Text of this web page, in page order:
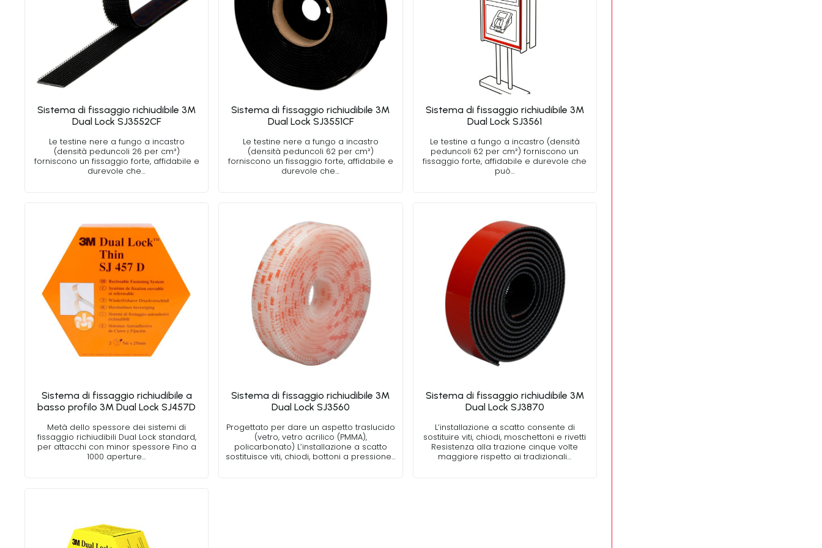
Sistema di fissaggio richiudibile 3M
Dual Lock SJ3552CF
Le testine nere a fungo a incastro
(densità peduncoli 26 per cm²)
forniscono un fissaggio forte, affidabile e
durevole che…
Sistema di fissaggio richiudibile 3M
Dual Lock SJ3551CF
Le testine nere a fungo a incastro
(densità peduncoli 62 per cm²)
forniscono un fissaggio forte, affidabile e
durevole che…
Sistema di fissaggio richiudibile 3M
Dual Lock SJ3561
Le testine a fungo a incastro (densità
peduncoli 62 per cm²) forniscono un
fissaggio forte, affidabile e durevole che
può…
Sistema di fissaggio richiudibile a
basso profilo 3M Dual Lock SJ457D
Metà dello spessore dei sistemi di
fissaggio richiudibili Dual Lock standard,
per attacchi con minor spessore Fino a
1000 aperture…
Sistema di fissaggio richiudibile 3M
Dual Lock SJ3560
Progettato per dare un aspetto traslucido
(vetro, vetro acrilico (PMMA),
policarbonato) L’installazione a scatto
sostituisce viti, chiodi, bottoni a pressione…
Sistema di fissaggio richiudibile 3M
Dual Lock SJ3870
L’installazione a scatto consente di
sostituire viti, chiodi, moschettoni e rivetti
Resistenza alla trazione cinque volte
maggiore rispetto ai tradizionali…